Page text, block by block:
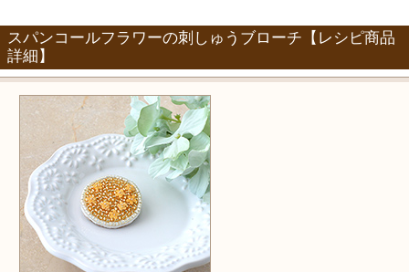
スパンコールフラワーの刺しゅうブローチ【レシピ商品
詳細】